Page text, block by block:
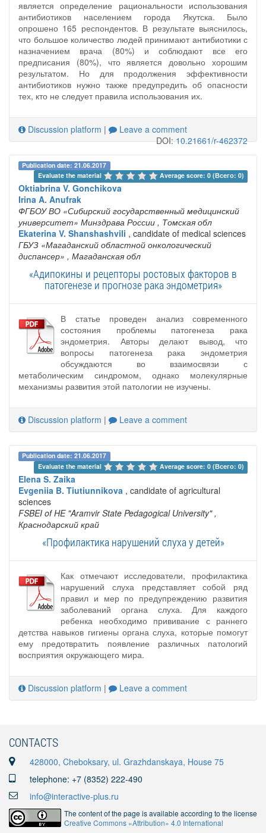
является определение рациональности использования
антибиотиков населением города Якутска. Было
опрошено 165 респондентов. В результате выяснилось,
что большое количество людей принимают антибиотики с
назначением врача (80%) и соблюдают все его
предписания (80%), что является довольно хорошим
результатом. Но для продолжения эффективности
антибиотиков нужно также предупредить об опасности
тех, кто не следует правила использования их.
Discussion platform |
Leave a comment
DOI:10.21661/r-462372
Publication date: 21.06.2017
Evaluate the material
Average score: 0 (Всего: 0)
Oktiabrina V. Gonchikova
Irina A. Anufrak
ФГБОУ ВО «Сибирский государственный медицинский
университет» Минздрава России , Томская обл
Ekaterina V. Shanshashvili , candidate of medical sciences
ГБУЗ «Магаданский областной онкологический
диспансер» , Магаданская обл
«Адипокины и рецепторы ростовых факторов в
патогенезе и прогнозе рака эндометрия»
В статье проведен анализ современного
состояния проблемы патогенеза рака
эндометрия. Авторы делают вывод, что
вопросы патогенеза рака эндометрия
обсуждаются во взаимосвязи с
метаболическим синдромом, однако молекулярные
механизмы развития этой патологии не изучены.
Discussion platform | Leave a comment
Publication date: 21.06.2017
Evaluate the material
Average score: 0 (Всего: 0)
Elena S. Zaika
Evgeniia B. Tiutiunnikova , candidate of agricultural
sciences
FSBEI of HE "Aramvir State Pedagogical University" ,
Краснодарский край
«Профилактика нарушений слуха у детей»
Как отмечают исследователи, профилактика
нарушений слуха представляет собой ряд
правил и мер по предупреждению развития
заболеваний органа слуха. Для каждого
ребенка необходимо прививание с раннего
детства навыков гигиены органа слуха, которые помогут
ему предотвратить появление различных патологий
восприятия окружающего мира.
Discussion platform | Leave a comment
CONTACTS
428000, Cheboksary, ul. Grazhdanskaya, House 75
telephone: +7 (8352) 222-490
info@interactive-plus.ru
The content of the page is available according to the license
Creative Commons «Attribution» 4.0 International